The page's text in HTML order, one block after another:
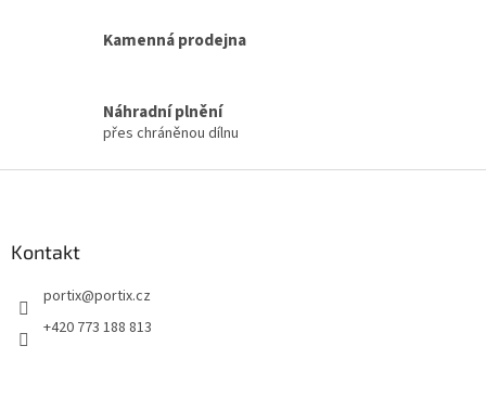
i
Kamenná prodejna
Náhradní plnění
přes chráněnou dílnu
Kontakt
portix@portix.cz
+420 773 188 813